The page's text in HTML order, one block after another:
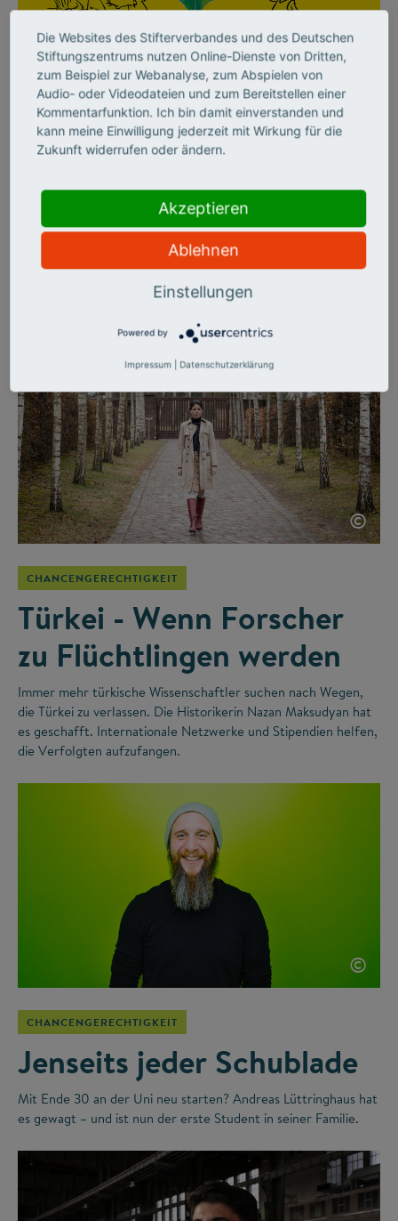
CHANCENGERECHTIGKEIT
Wie digital muss Schule
sein?
Aktuelle Studien zeigen: In deutschen Schulen ist der digitale
Wandel noch nicht angekommen. Es mangelt an Equipment, an
Konzepten, an Lehrern, die sich auf die neuen Medien
einlassen wollen. Dass es auch anders geht, zeigen zwei
Schulen aus Bayern und dem Saarland.
©
CHANCENGERECHTIGKEIT
Türkei - Wenn Forscher
zu Flüchtlingen werden
Immer mehr türkische Wissenschaftler suchen nach Wegen,
die Türkei zu verlassen. Die Historikerin Nazan Maksudyan hat
es geschafft. Internationale Netzwerke und Stipendien helfen,
die Verfolgten aufzufangen.
©
CHANCENGERECHTIGKEIT
Jenseits jeder Schublade
Mit Ende 30 an der Uni neu starten? Andreas Lüttringhaus hat
es gewagt – und ist nun der erste Student in seiner Familie.
Die Websites des Stifterverbandes und des Deutschen
Stiftungszentrums nutzen Online-Dienste von Dritten,
zum Beispiel zur Webanalyse, zum Abspielen von
Audio- oder Videodateien und zum Bereitstellen einer
Kommentarfunktion. Ich bin damit einverstanden und
kann meine Einwilligung jederzeit mit Wirkung für die
Zukunft widerrufen oder ändern.
Akzeptieren
Ablehnen
Einstellungen
Powered by
Impressum Datenschutzerklärung